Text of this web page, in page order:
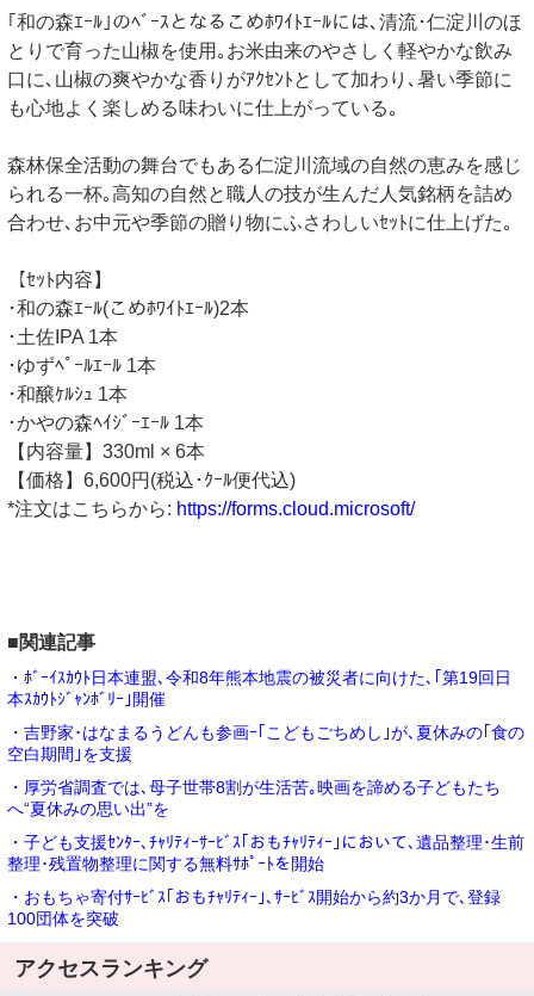
｢和の森ｴｰﾙ｣のﾍﾞｰｽとなるこめﾎﾜｲﾄｴｰﾙには､清流･仁淀川のほ
とりで育った山椒を使用｡お米由来のやさしく軽やかな飲み
口に､山椒の爽やかな香りがｱｸｾﾝﾄとして加わり､暑い季節に
も心地よく楽しめる味わいに仕上がっている｡
森林保全活動の舞台でもある仁淀川流域の自然の恵みを感じ
られる一杯｡高知の自然と職人の技が生んだ人気銘柄を詰め
合わせ､お中元や季節の贈り物にふさわしいｾｯﾄに仕上げた｡
【ｾｯﾄ内容】
･和の森ｴｰﾙ(こめﾎﾜｲﾄｴｰﾙ)2本
･土佐IPA 1本
･ゆずﾍﾟｰﾙｴｰﾙ 1本
･和醸ｹﾙｼｭ 1本
･かやの森ﾍｲｼﾞｰｴｰﾙ 1本
【内容量】330ml × 6本
【価格】6,600円(税込･ｸｰﾙ便代込)
*注文はこちらから: https://forms.cloud.microsoft/
■関連記事
・ﾎﾞｰｲｽｶｳﾄ日本連盟､令和8年熊本地震の被災者に向けた､｢第19回日
本ｽｶｳﾄｼﾞｬﾝﾎﾞﾘｰ｣開催
・吉野家･はなまるうどんも参画ｰ｢こどもごちめし｣が､夏休みの｢食の
空白期間｣を支援
・厚労省調査では､母子世帯8割が生活苦｡映画を諦める子どもたち
へ“夏休みの思い出”を
・子ども支援ｾﾝﾀｰ､ﾁｬﾘﾃｨｰｻｰﾋﾞｽ｢おもﾁｬﾘﾃｨｰ｣において､遺品整理･生前
整理･残置物整理に関する無料ｻﾎﾟｰﾄを開始
・おもちゃ寄付ｻｰﾋﾞｽ｢おもﾁｬﾘﾃｨｰ｣､ｻｰﾋﾞｽ開始から約3か月で､登録
100団体を突破
アクセスランキング